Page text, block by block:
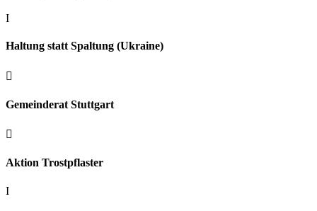
I
Haltung statt Spaltung (Ukraine)

Gemeinderat Stuttgart

Aktion Trostpflaster
I